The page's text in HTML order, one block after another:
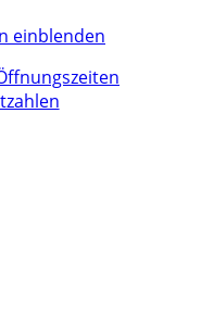
einblenden